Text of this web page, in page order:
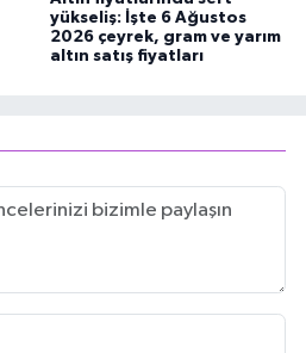
yükseliş: İşte 6 Ağustos
2026 çeyrek, gram ve yarım
altın satış fiyatları